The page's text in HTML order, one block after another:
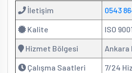
İletişim 0543
Kalite ISO
Hizmet Bölgesi Ankara
Çalışma Saatleri 7/24